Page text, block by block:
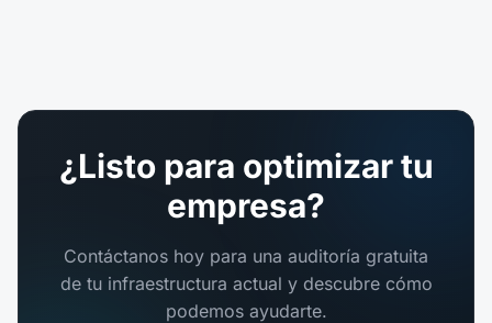
¿Listo para optimizar tu
empresa?
Contáctanos hoy para una auditoría gratuita
de tu infraestructura actual y descubre cómo
podemos ayudarte.